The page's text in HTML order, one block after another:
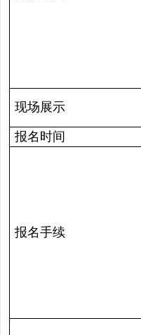
现场展示
报名时间
报名手续